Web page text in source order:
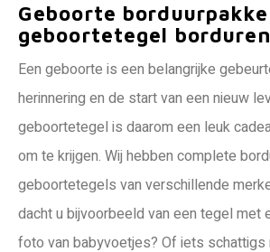
Geboorte
geboortetegel borduren
Een geboorte is een belangrijke
herinnering en de start van een nieuw
geboortetegel is daarom een leuk
om te krijgen. Wij hebben complete
geboortetegels van verschillende
dacht u bijvoorbeeld van een tegel met
foto van babyvoetjes? Of iets schattigs